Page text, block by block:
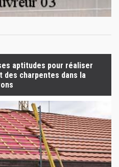
aptitudes pour réaliser
des charpentes dans la